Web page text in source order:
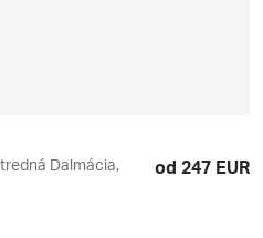
Dalmácia,
od 247 EUR